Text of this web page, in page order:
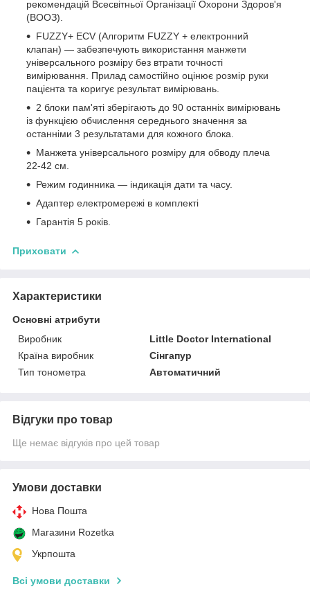
рекомендацій Всесвітньої Організації Охорони Здоров'я
(ВООЗ).
FUZZY+ ECV (Алгоритм FUZZY + електронний
клапан) — забезпечують використання манжети
універсального розміру без втрати точності
вимірювання. Прилад самостійно оцінює розмір руки
пацієнта та коригує результат вимірювань.
2 блоки пам'яті зберігають до 90 останніх вимірювань
із функцією обчислення середнього значення за
останніми 3 результатами для кожного блока.
Манжета універсального розміру для обводу плеча
22-42 см.
Режим годинника — індикація дати та часу.
Адаптер електромережі в комплекті
Гарантія 5 років.
Приховати
Характеристики
Основні атрибути
Виробник
Little Doctor International
Країна виробник
Сінгапур
Тип тонометра
Автоматичний
Відгуки про товар
Ще немає відгуків про цей товар
Умови доставки
Нова Пошта
Магазини Rozetka
Укрпошта
Всі умови доставки